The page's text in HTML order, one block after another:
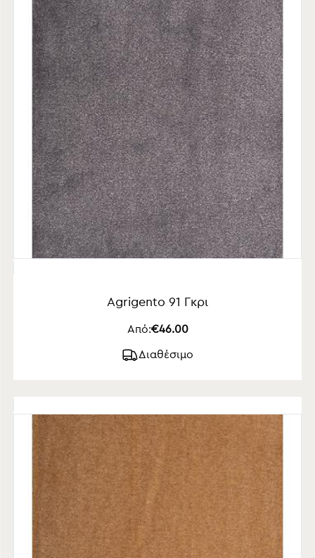
Agrigento 91 Γκρι
Από:€46.00
Διαθέσιμο